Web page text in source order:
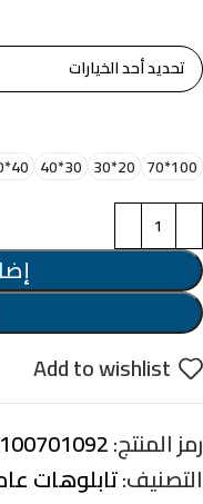
100*70
20*30
30*40
40*50
Add to wishlist
رمز المنتج:100701092
التصنيف:تابلوهات